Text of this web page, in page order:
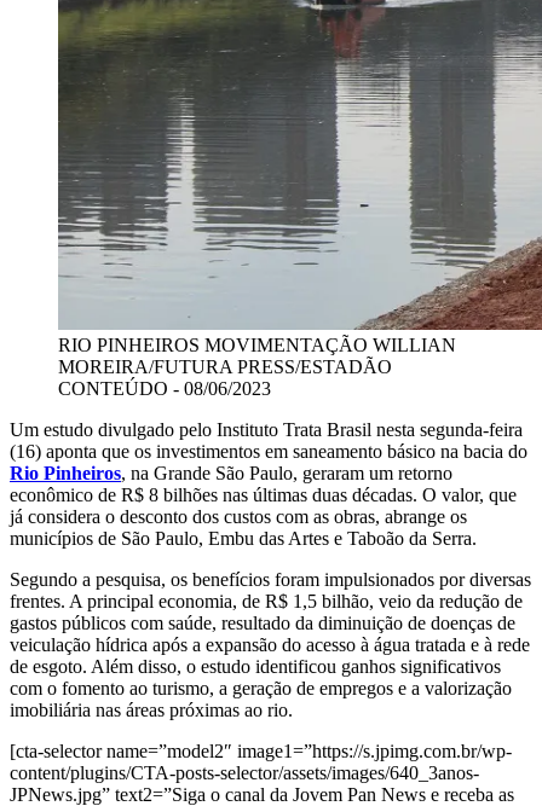
RIO PINHEIROS MOVIMENTAÇÃO WILLIAN
MOREIRA/FUTURA PRESS/ESTADÃO
CONTEÚDO - 08/06/2023
Um estudo divulgado pelo Instituto Trata Brasil nesta segunda-feira
(16) aponta que os investimentos em saneamento básico na bacia do
Rio Pinheiros, na Grande São Paulo, geraram um retorno
econômico de R$ 8 bilhões nas últimas duas décadas. O valor, que
já considera o desconto dos custos com as obras, abrange os
municípios de São Paulo, Embu das Artes e Taboão da Serra.
Segundo a pesquisa, os benefícios foram impulsionados por diversas
frentes. A principal economia, de R$ 1,5 bilhão, veio da redução de
gastos públicos com saúde, resultado da diminuição de doenças de
veiculação hídrica após a expansão do acesso à água tratada e à rede
de esgoto. Além disso, o estudo identificou ganhos significativos
com o fomento ao turismo, a geração de empregos e a valorização
imobiliária nas áreas próximas ao rio.
[cta-selector name=”model2″ image1=”https://s.jpimg.com.br/wp-
content/plugins/CTA-posts-selector/assets/images/640_3anos-
JPNews.jpg” text2=”Siga o canal da Jovem Pan News e receba as